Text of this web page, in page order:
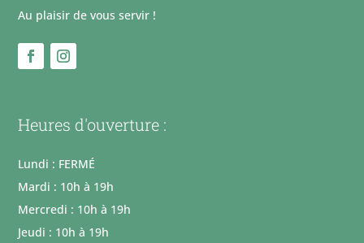
Au plaisir de vous servir !
Heures d'ouverture :
Lundi : FERMÉ
Mardi : 10h à 19h
Mercredi : 10h à 19h
Jeudi : 10h à 19h